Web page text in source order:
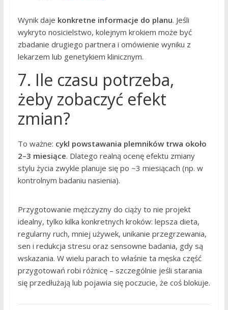
Wynik daje konkretne informacje do planu. Jeśli
wykryto nosicielstwo, kolejnym krokiem może być
zbadanie drugiego partnera i omówienie wyniku z
lekarzem lub genetykiem klinicznym.
7. Ile czasu potrzeba,
żeby zobaczyć efekt
zmian?
To ważne: cykl powstawania plemników trwa około
2–3 miesiące. Dlatego realną ocenę efektu zmiany
stylu życia zwykle planuje się po ~3 miesiącach (np. w
kontrolnym badaniu nasienia).
Przygotowanie mężczyzny do ciąży to nie projekt
idealny, tylko kilka konkretnych kroków: lepsza dieta,
regularny ruch, mniej używek, unikanie przegrzewania,
sen i redukcja stresu oraz sensowne badania, gdy są
wskazania. W wielu parach to właśnie ta męska część
przygotowań robi różnicę – szczególnie jeśli starania
się przedłużają lub pojawia się poczucie, że coś blokuje.